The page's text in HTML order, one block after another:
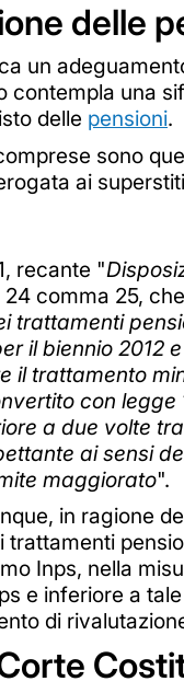
delle
un
contempla una
delle pensioni.
sono
ai
recante "
comma 25,
trattamenti
il biennio 2012
il trattamento
con
a due volte
ai sensi
maggiorato".
in ragione
Inps, nella
e inferiore a
di